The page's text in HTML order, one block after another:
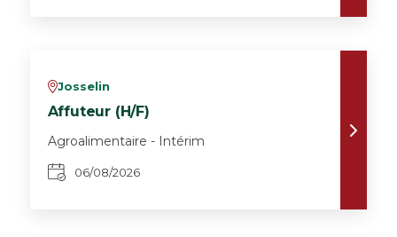
vJosselin
Affuteur (H/F)
Agroalimentaire - Intérim
06/08/2026